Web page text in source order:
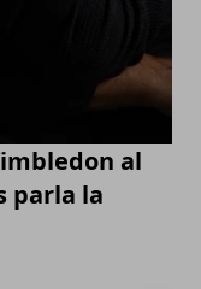
al
parla la